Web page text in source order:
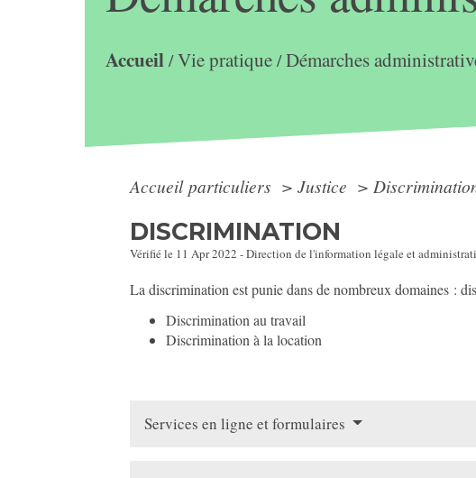
Accueil/Vie pratique/Démarches
Accueil particuliers > Justice >
DISCRIMINATION
Vérifié le 11 Apr 2022 - Direction de l'information légale et
La discrimination est punie dans de nombreux domaines :
Discrimination au travail
Discrimination à la location
Services en ligne et formulaires